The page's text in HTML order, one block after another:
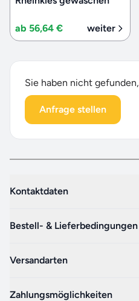
ab 56,64 € weiter
Sie haben nicht
Anfrage stellen
Kontaktdaten
Bestell- & Lieferbedingungen
Versandarten
Zahlungsmöglichkeiten